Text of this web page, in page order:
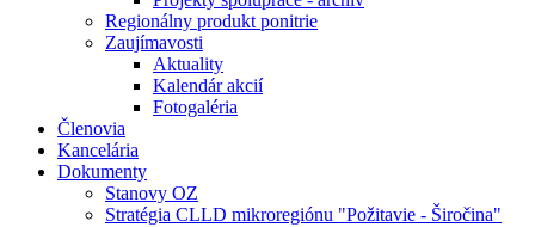
Regionálny produkt ponitrie
Zaujímavosti
Aktuality
Kalendár akcií
Fotogaléria
Členovia
Kancelária
Dokumenty
Stanovy OZ
Stratégia CLLD mikroregiónu "Požitavie - Širočina"